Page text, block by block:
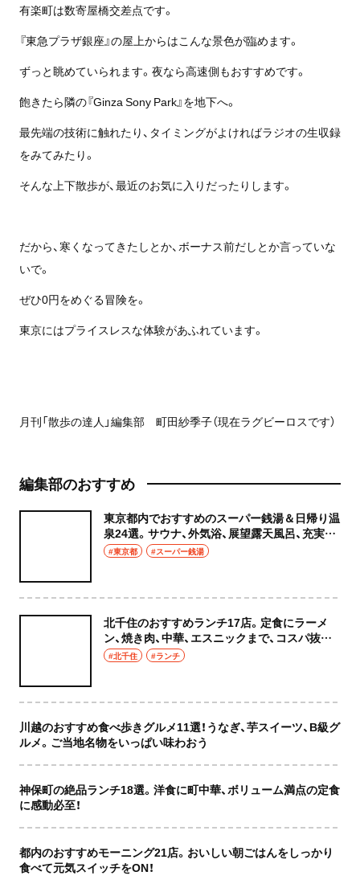
有楽町は数寄屋橋交差点です。
『東急プラザ銀座』の屋上からはこんな景色が臨めます。
ずっと眺めていられます。夜なら高速側もおすすめです。
飽きたら隣の『Ginza Sony Park』を地下へ。
最先端の技術に触れたり、タイミングがよければラジオの生収録
をみてみたり。
そんな上下散歩が、最近のお気に入りだったりします。
だから、寒くなってきたしとか、ボーナス前だしとか言っていな
いで。
ぜひ0円をめぐる冒険を。
東京にはプライスレスな体験があふれています。
月刊「散歩の達人」編集部 町田紗季子（現在ラグビーロスです）
編集部のおすすめ
東京都内でおすすめのスーパー銭湯＆日帰り温
泉24選。サウナ、外気浴、展望露天風呂、充実の
癒やし空間へ
#東京都 #スーパー銭湯
北千住のおすすめランチ17店。定食にラーメ
ン、焼き肉、中華、エスニックまで、コスパ抜群
な店もおしゃれな店も網羅してご紹介！
#北千住 #ランチ
川越のおすすめ食べ歩きグルメ11選！うなぎ、芋スイーツ、B級グ
ルメ。ご当地名物をいっぱい味わおう
神保町の絶品ランチ18選。洋食に町中華、ボリューム満点の定食
に感動必至！
都内のおすすめモーニング21店。おいしい朝ごはんをしっかり
食べて元気スイッチをON！